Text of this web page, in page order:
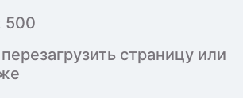
500
страницу или